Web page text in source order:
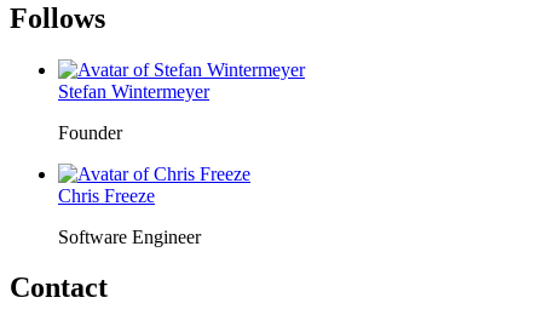
Follows
Stefan Wintermeyer
Founder
Chris Freeze
Software Engineer
Contact